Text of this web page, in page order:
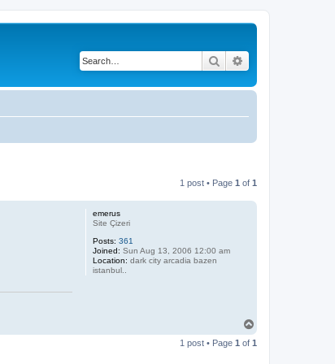
Search
1 post • Page 1 of 1
emerus
Site Çizeri
Posts: 361
Joined: Sun Aug 13, 2006 12:00 am
Location: dark city arcadia bazen
istanbul..
p
1 post • Page 1 of 1